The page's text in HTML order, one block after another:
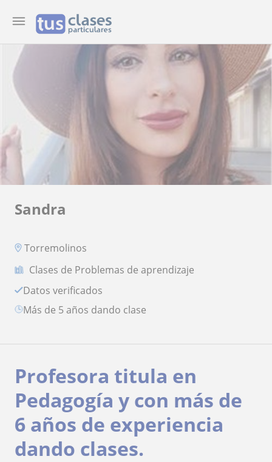
Sandra
Torremolinos
Clases de Problemas de aprendizaje
Datos verificados
más de 5 años dando clase
Profesora titula en
Pedagogía y con más de
6 años de experiencia
dando clases.